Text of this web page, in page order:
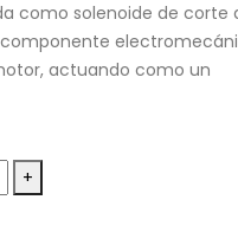
como solenoide de corte
actuando como un
+